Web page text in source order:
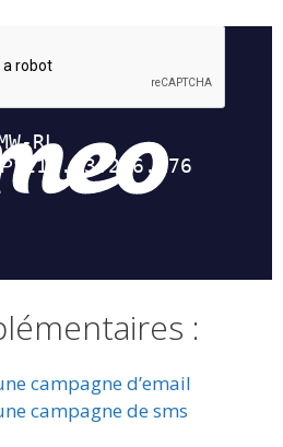
:
campagne d’email
campagne de sms